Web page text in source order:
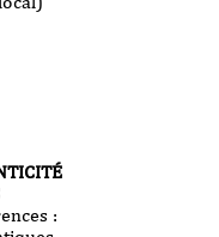
: